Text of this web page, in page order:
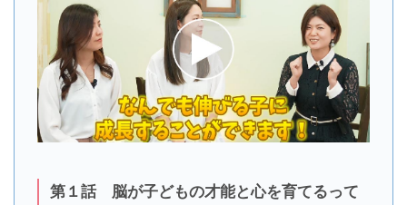
第１話 脳が子どもの才能と心を育てるって